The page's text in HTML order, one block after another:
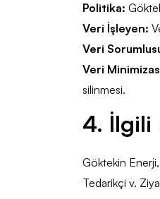
Politika:
Veri İşleyen:
Veri
Veri
silinmesi.
4. İlgili
Göktekin
Tedarikçi v.